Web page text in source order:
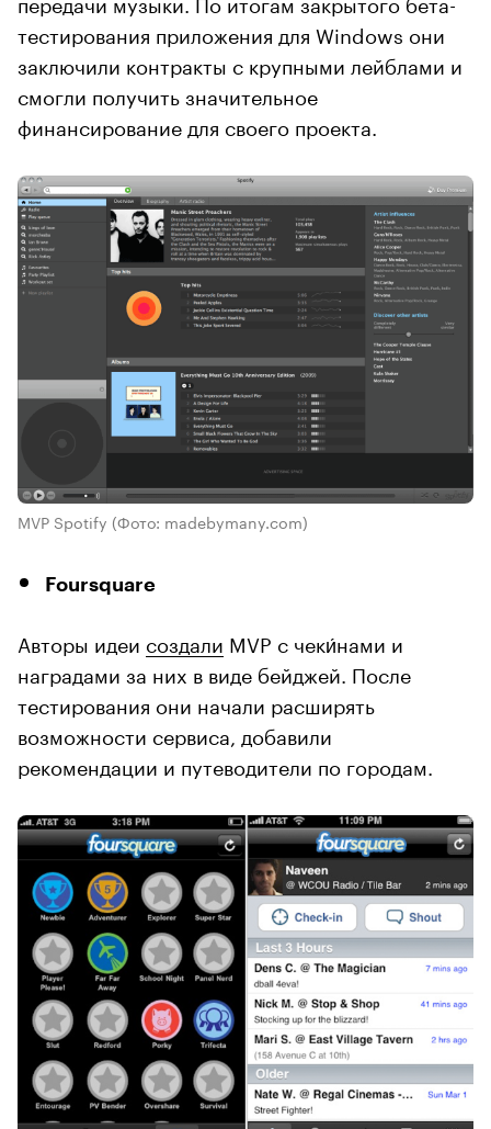
тестирования приложения для Windows они
заключили контракты с крупными лейблами и
смогли получить значительное
финансирование для своего проекта.
MVP Spotify (Фото: madebymany.com)
Foursquare
Авторы идеи создали MVP с чеки́нами и
наградами за них в виде бейджей. После
тестирования они начали расширять
возможности сервиса, добавили
рекомендации и путеводители по городам.